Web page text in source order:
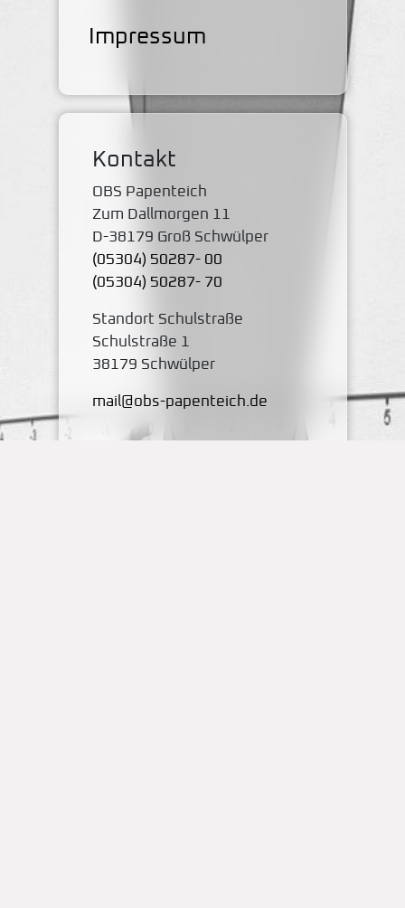
Impressum
Kontakt
OBS Papenteich
Zum Dallmorgen 11
D-38179 Groß Schwülper
(05304) 50287- 00
(05304) 50287- 70
Standort Schulstraße
Schulstraße 1
38179 Schwülper
mail@obs-papenteich.de